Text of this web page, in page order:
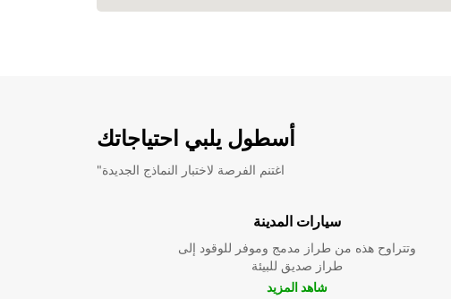
أسطول يلبي احتياجاتك
"اغتنم الفرصة لاختبار النماذج الجديدة
سيارات المدينة
وتتراوح هذه من طراز مدمج وموفر للوقود إلى
طراز صديق للبيئة
شاهد المزيد